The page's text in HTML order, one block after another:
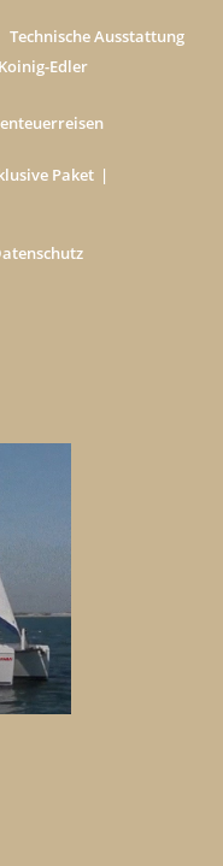
Technische Ausstattung
Edler
Paket